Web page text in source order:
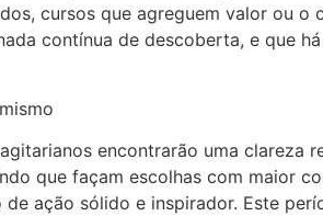
cursos que agreguem valor ou
contínua de descoberta, e que
encontrarão uma
que façam escolhas com maior
ação sólido e inspirador. Este